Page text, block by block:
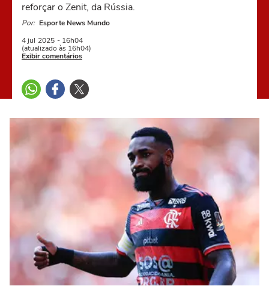
reforçar o Zenit, da Rússia.
Por: Esporte News Mundo
4 jul 2025 - 16h04
(atualizado às 16h04)
Exibir comentários